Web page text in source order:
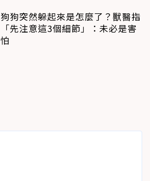
狗狗突然躲起來是怎麼了？獸醫指
「先注意這3個細節」：未必是害
怕